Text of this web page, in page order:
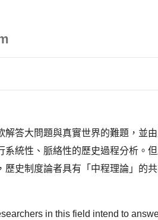
答大問題與真實世界的難題，並
統性、脈絡性的歷史過程分析。
史制度論者具有「中程理論」的
in this field intend to